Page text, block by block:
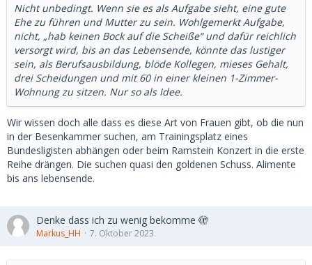
Nicht unbedingt. Wenn sie es als Aufgabe sieht, eine gute
Ehe zu führen und Mutter zu sein. Wohlgemerkt Aufgabe,
nicht, „hab keinen Bock auf die Scheiße“ und dafür reichlich
versorgt wird, bis an das Lebensende, könnte das lustiger
sein, als Berufsausbildung, blöde Kollegen, mieses Gehalt,
drei Scheidungen und mit 60 in einer kleinen 1-Zimmer-
Wohnung zu sitzen. Nur so als Idee.
Wir wissen doch alle dass es diese Art von Frauen gibt, ob die nun
in der Besenkammer suchen, am Trainingsplatz eines
Bundesligisten abhängen oder beim Ramstein Konzert in die erste
Reihe drängen. Die suchen quasi den goldenen Schuss. Alimente
bis ans lebensende.
Denke dass ich zu wenig bekomme 🫣
Markus_HH 7. Oktober 2023